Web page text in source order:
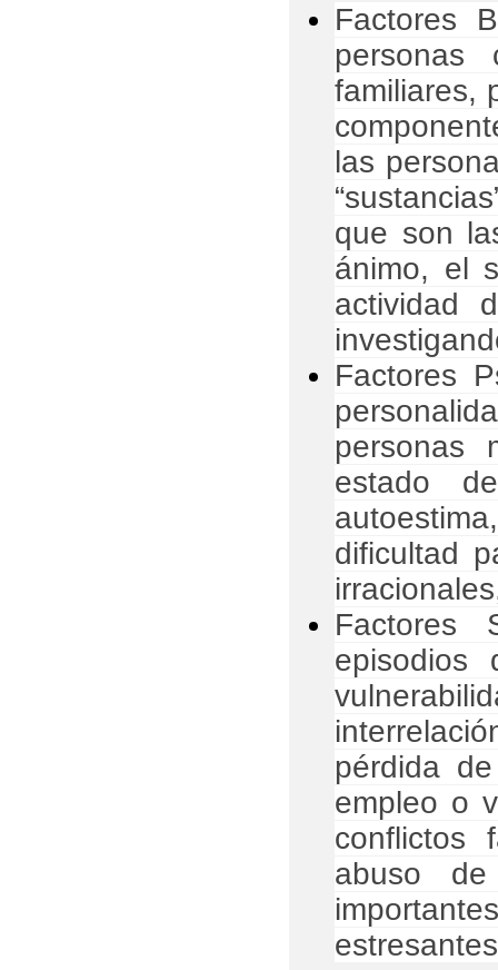
Factores
personas
familiares,
las
que son
ánimo, el
actividad
Factores
personas
estado
dificultad
Factores
episodios
pérdida
empleo o
conflictos
abuso